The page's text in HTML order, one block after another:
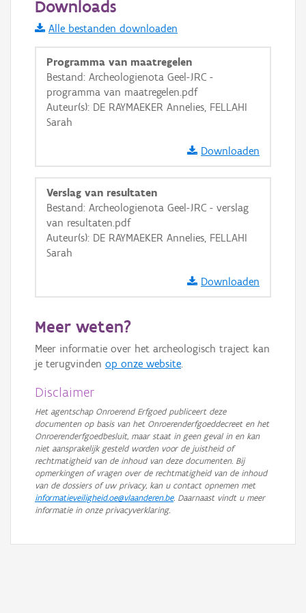
Informatie Vlaanderen
i
+ −
Basis Lagen
OSM-Basiskaart
Downloads
Alle bestanden downloaden
Programma van maatregelen
Bestand: Archeologienota Geel-JRC -
programma van maatregelen.pdf
Auteur(s): DE RAYMAEKER Annelies, FELLAHI
Sarah
Downloaden
Verslag van resultaten
Bestand: Archeologienota Geel-JRC - verslag
van resultaten.pdf
Auteur(s): DE RAYMAEKER Annelies, FELLAHI
Sarah
Downloaden
Meer weten?
Meer informatie over het archeologisch traject kan
je terugvinden op onze website.
Disclaimer
Het agentschap Onroerend Erfgoed publiceert deze
documenten op basis van het Onroerenderfgoeddecreet en het
Onroerenderfgoedbesluit, maar staat in geen geval in en kan
niet aansprakelijk gesteld worden voor de juistheid of
rechtmatigheid van de inhoud van deze documenten. Bij
opmerkingen of vragen over de rechtmatigheid van de inhoud
van de dossiers of uw privacy, kan u contact opnemen met
informatieveiligheid.oe@vlaanderen.be. Daarnaast vindt u meer
informatie in onze privacyverklaring.